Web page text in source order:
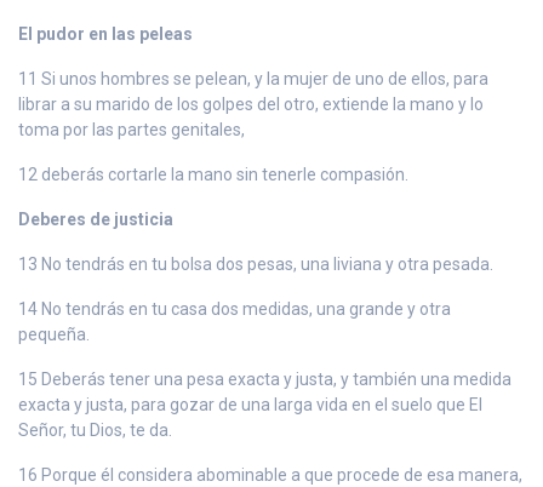
El pudor en las peleas
11 Si unos hombres se pelean, y la mujer de uno de ellos, para
librar a su marido de los golpes del otro, extiende la mano y lo
toma por las partes genitales,
12 deberás cortarle la mano sin tenerle compasión.
Deberes de justicia
13 No tendrás en tu bolsa dos pesas, una liviana y otra pesada.
14 No tendrás en tu casa dos medidas, una grande y otra
pequeña.
15 Deberás tener una pesa exacta y justa, y también una medida
exacta y justa, para gozar de una larga vida en el suelo que El
Señor, tu Dios, te da.
16 Porque él considera abominable a que procede de esa manera,